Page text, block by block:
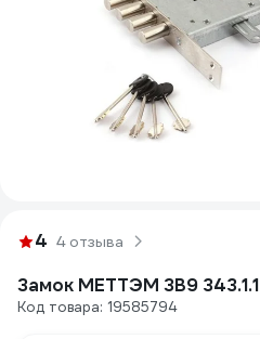
4 4 отзыва
Замок МЕТТЭМ ЗВ9
Код товара: 19585794